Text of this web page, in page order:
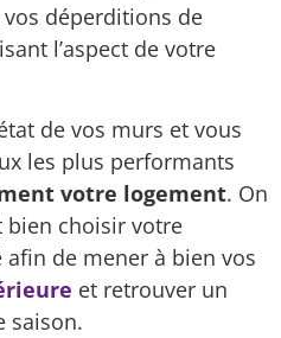
déperditions de
l’aspect de votre
de vos murs et vous
les plus performants
votre logement. On
bien choisir votre
de mener à bien vos
et retrouver un
saison.